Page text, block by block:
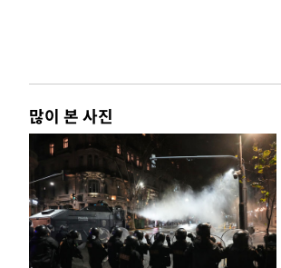
많이 본 사진